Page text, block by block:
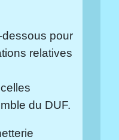
pour
relatives
du DUF.